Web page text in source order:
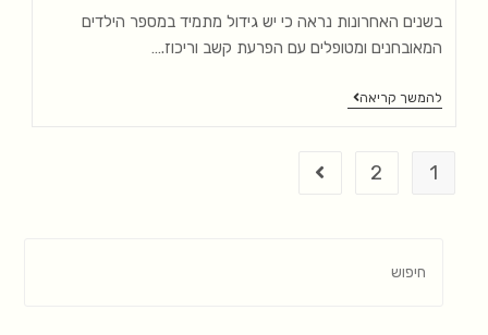
בשנים האחרונות נראה כי יש גידול מתמיד במספר הילדים
המאובחנים ומטופלים עם הפרעת קשב וריכוז.…
להמשך קריאה
1
2